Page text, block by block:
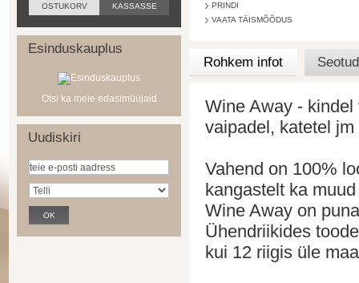
OSTUKORV KASSASSE
Esinduskauplus
Otsi ka meie edasimüüjaid
Uudiskiri
PRINDI
VAATA TÄISMÕÕDUS
Rohkem infot
Wine Away -
vaipadel, katetel
Vahend on 100%
kangastelt ka
Wine Away on
Ühendriikides
kui 12 riigis üle